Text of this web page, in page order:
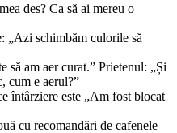
des? Ca să ai mereu o
„Azi schimbăm culorile să
să am aer curat.” Prietenul: „Și
cum e aerul?”
întârziere este „Am fost blocat
cu recomandări de cafenele